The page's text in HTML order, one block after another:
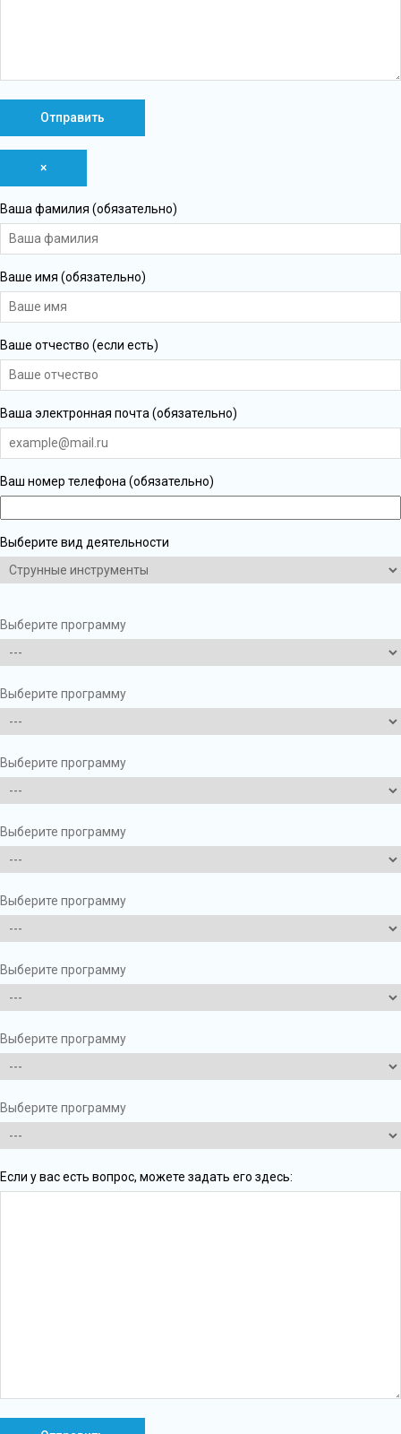
×
Ваша фамилия (обязательно)
Ваше имя (обязательно)
Ваше отчество (если есть)
Ваша электронная почта (обязательно)
Ваш номер телефона (обязательно)
Выберите вид деятельности
Выберите программу
Выберите программу
Выберите программу
Выберите программу
Выберите программу
Выберите программу
Выберите программу
Выберите программу
Если у вас есть вопрос, можете задать его здесь: